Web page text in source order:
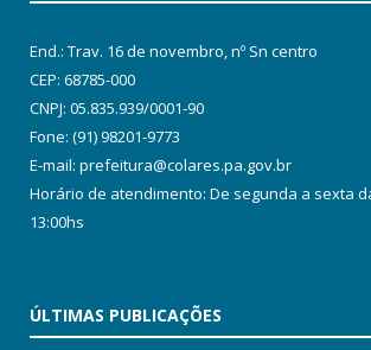
End.: Trav. 16 de novembro, nº Sn centro
CEP: 68785-000
CNPJ: 05.835.939/0001-90
Fone: (91) 98201-9773
E-mail: prefeitura@colares.pa.gov.br
Horário de atendimento: De segunda a sexta
13:00hs
ÚLTIMAS PUBLICAÇÕES